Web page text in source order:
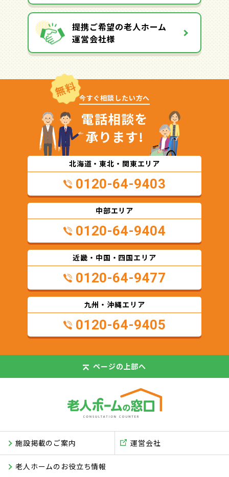
提携ご希望の老人ホーム
運営会社様
無料 今すぐ相談したい方へ
電話相談を
承ります!
北海道・東北・関東エリア
0120-64-9403
中部エリア
0120-64-9404
近畿・中国・四国エリア
0120-64-9477
九州・沖縄エリア
0120-64-9405
ページの上部へ
施設掲載のご案内
老人ホームのお役立ち情報
運営会社